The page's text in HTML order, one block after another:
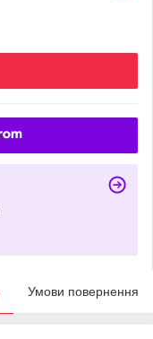
Умови повернення